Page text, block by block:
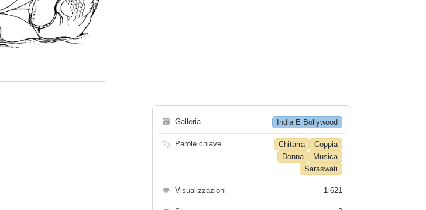
🗃 Galleria India E Bollywood
🏷 Parole chiave Chitarra
Coppia
Donna
Musica
Saraswati
👁 Visualizzazioni 1 621